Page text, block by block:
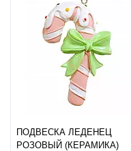
ПОДВЕСКА ЛЕДЕНЕЦ
РОЗОВЫЙ (КЕРАМИКА)